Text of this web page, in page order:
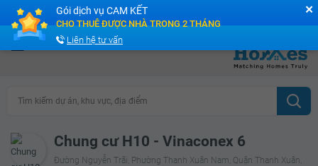
Cộng đồng Môi giới bPRO
Tìm kiếm dự án, khu vực, địa điểm
Chung cư H10 - Vinaconex 6
Đường Nguyễn Trãi, Phường Thanh Xuân Nam, Quận Thanh Xuân,
✕
Gói dịch vụ CAM KẾT
CHO THUÊ ĐƯỢC NHÀ TRONG 2 THÁNG
Liên hệ tư vấn